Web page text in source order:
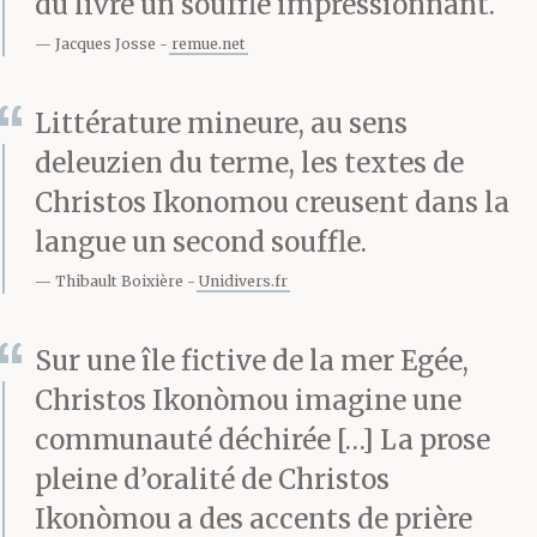
courant, se démenant
autres et les rats aussi.
Pour quel résultat ? Zéro.
Il est tombé dans un trou
noir. Pourquoi ? Pour rien.
Pour une botte d’oignons
et deux kilos de tomates,
mettons. Rien.
Jacques Josse remue.net
Littérature mineure, au sens
deleuzien du terme, les textes de
Christos Ikonomou creusent dans la
langue un second souffle.
Thibault Boixière Unidivers.fr
Sur une île fictive de la mer Egée,
Christos Ikonòmou imagine une
communauté déchirée […] La prose
pleine d’oralité de Christos
Ikonòmou a des accents de prière